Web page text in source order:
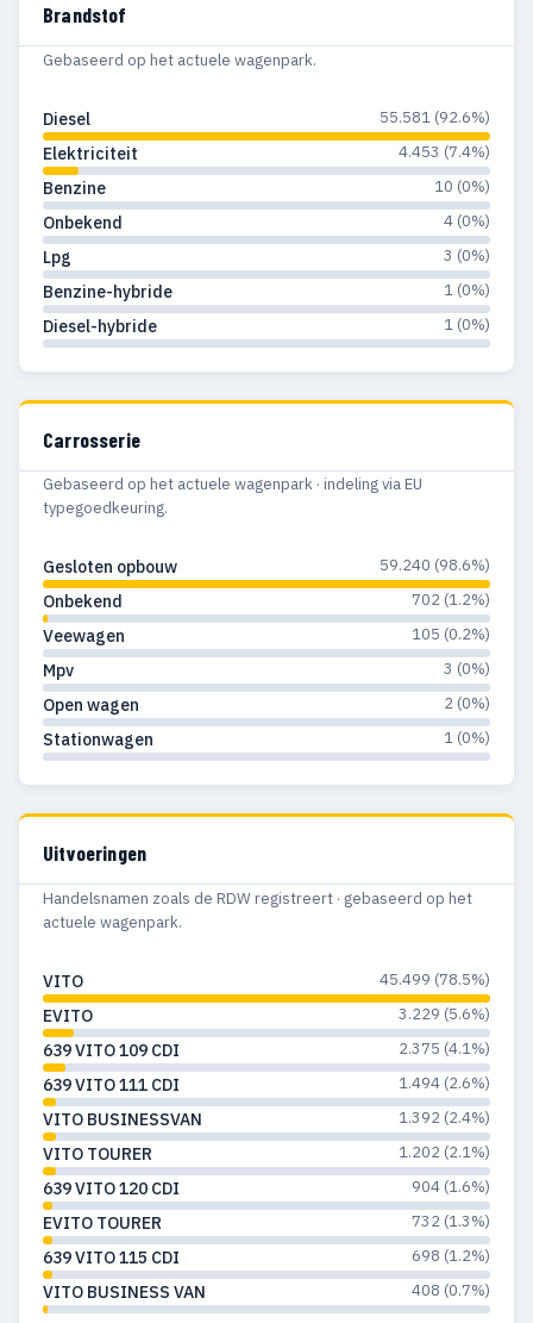
Brandstof
Gebaseerd op het actuele wagenpark.
Diesel 55.581 (92.6%)
Elektriciteit 4.453 (7.4%)
Benzine 10 (0%)
Onbekend 4 (0%)
Lpg 3 (0%)
Benzine-hybride 1 (0%)
Diesel-hybride 1 (0%)
Carrosserie
Gebaseerd op het actuele wagenpark · indeling via EU
typegoedkeuring.
Gesloten opbouw 59.240 (98.6%)
Onbekend 702 (1.2%)
Veewagen 105 (0.2%)
Mpv 3 (0%)
Open wagen 2 (0%)
Stationwagen 1 (0%)
Uitvoeringen
Handelsnamen zoals de RDW registreert · gebaseerd op het
actuele wagenpark.
VITO 45.499 (78.5%)
EVITO 3.229 (5.6%)
639 VITO 109 CDI 2.375 (4.1%)
639 VITO 111 CDI 1.494 (2.6%)
VITO BUSINESSVAN 1.392 (2.4%)
VITO TOURER 1.202 (2.1%)
639 VITO 120 CDI 904 (1.6%)
EVITO TOURER 732 (1.3%)
639 VITO 115 CDI 698 (1.2%)
VITO BUSINESS VAN 408 (0.7%)